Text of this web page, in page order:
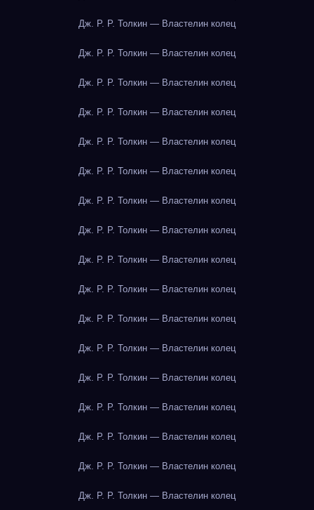
Дж. Р. Р. Толкин — Властелин колец
Дж. Р. Р. Толкин — Властелин колец
Дж. Р. Р. Толкин — Властелин колец
Дж. Р. Р. Толкин — Властелин колец
Дж. Р. Р. Толкин — Властелин колец
Дж. Р. Р. Толкин — Властелин колец
Дж. Р. Р. Толкин — Властелин колец
Дж. Р. Р. Толкин — Властелин колец
Дж. Р. Р. Толкин — Властелин колец
Дж. Р. Р. Толкин — Властелин колец
Дж. Р. Р. Толкин — Властелин колец
Дж. Р. Р. Толкин — Властелин колец
Дж. Р. Р. Толкин — Властелин колец
Дж. Р. Р. Толкин — Властелин колец
Дж. Р. Р. Толкин — Властелин колец
Дж. Р. Р. Толкин — Властелин колец
Дж. Р. Р. Толкин — Властелин колец